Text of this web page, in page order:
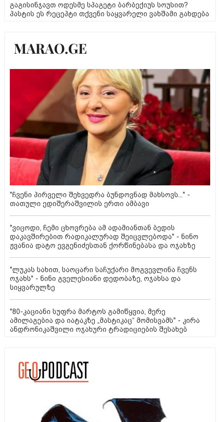
გაგისინჯავთ ოდესმე სპაგეტი ბარბექიუს სოუსით?
პასტის ეს რეცეპტი თქვენი საყვარელი ვახშამი გახდება
"ჩვენი პირველი შეხვედრა ბუნდოვნად მახსოვს..." -
თათული ედიშერაშვილის ერთი ამბავი
"ვიცოდი, ჩემი ცხოვრება ამ ადამიანთან ბედის
დაკავშირებით რადიკალურად შეიცვლებოდა" - ნინო
ჟვანია დატო ევგენიძესთან ქორწინებასა და ოჯახზე
"ლუკას სახით, საოცარი საჩუქარი მოგვევლინა ჩვენს
ოჯახს" - ნინი გველესიანი დედობაზე, ოჯახსა და
სიყვარულზე
"80-კაციანი სუფრა მარტოს გამიწყვია, მერე
ამილაგებია და იატაკზე „მასტიკაც“ მომისვამს" - კირა
ანდრონიკაშვილი ოჯახური ტრადიციების შესახებ